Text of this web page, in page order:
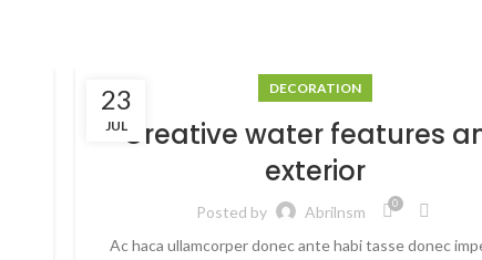
23
JUL
DECORATION
Creative water features
exterior
Posted by Abrilnsm 0
Ac haca ullamcorper donec ante habi tasse donec